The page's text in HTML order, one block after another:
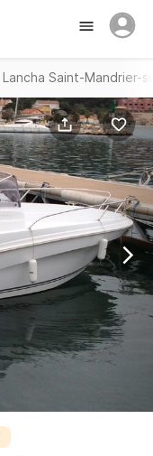
Lancha Saint-Mandrier-